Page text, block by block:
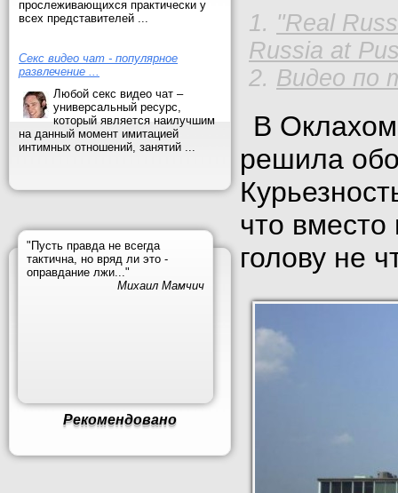
прослеживающихся практически у
всех представителей ...
Секс видео чат - популярное
развлечение ...
Любой секс видео чат –
универсальный ресурс,
который является наилучшим
на данный момент имитацией
интимных отношений, занятий ...
"Пусть правда не всегда
тактична, но вряд ли это -
оправдание лжи..."
Михаил Мамчич
Рекомендовано
"Real
Russia at
Видео по
В
решила
что
голову не